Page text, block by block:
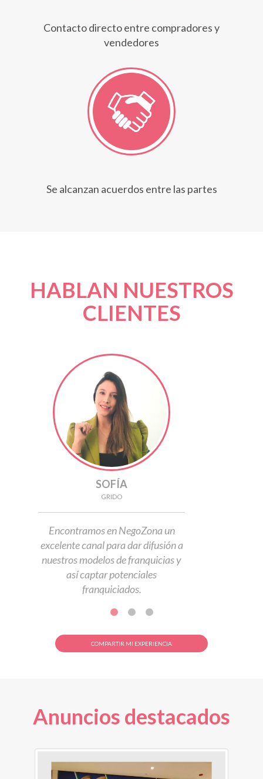
Contacto directo entre compradores y
vendedores
Se alcanzan acuerdos entre las partes
HABLAN NUESTROS
CLIENTES
SOFÍA
GRIDO
Encontramos en NegoZona un
excelente canal para dar difusión a
nuestros modelos de franquicias y
así captar potenciales
franquiciados.
COMPARTIR MI EXPERIENCIA
Anuncios destacados